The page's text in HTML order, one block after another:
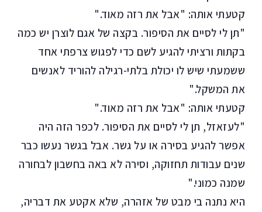
קטעתי אותה: "אבל את רזה מאוד."
"תן לי לסיים את הסיפור. בקצה של אגם לוצרן יש כמה
בקתות ורציתי להגיע לשם כדי לפגוש צרפתי אחד
ששמעתי שיש לו יכולת בלתי-רגילה להוריד לאנשים
את המשקל."
קטעתי אותה: "אבל את רזה מאוד."
"לעזאזל, תן לי לסיים את הסיפור. לכפר הזה היה
אפשר להגיע בסירה או על גשר. אבל בגשר נעשו כבר
שנים עבודות תחזוקה, וסירה לא באה בחשבון לבחורה
שמנה כמוני."
היא נתנה בי מבט של אזהרה, שלא אקטע את דבריה,